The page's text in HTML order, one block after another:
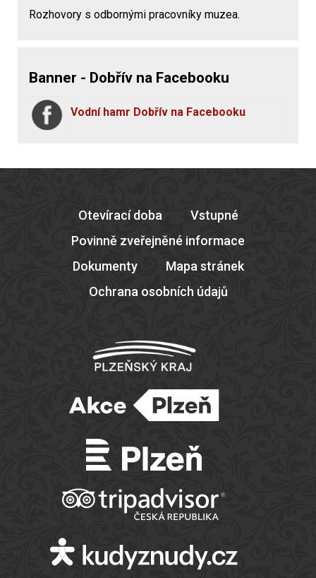
Rozhovory s odbornými pracovníky muzea.
Banner - Dobřív na Facebooku
Vodní hamr Dobřív na Facebooku
Otevírací doba
Vstupné
Povinně zveřejněné informace
Dokumenty
Mapa stránek
Ochrana osobních údajů